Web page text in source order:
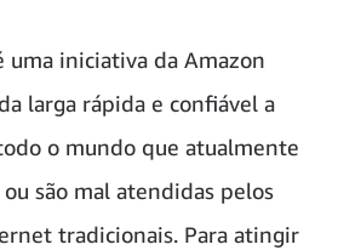
uma iniciativa da Amazon
larga rápida e confiável a
o mundo que atualmente
são mal atendidas pelos
tradicionais. Para atingir